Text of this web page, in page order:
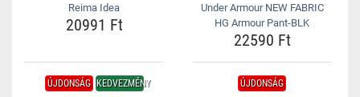
Reima Idea
20991 Ft
Under Armour NEW FABRIC
HG Armour Pant-BLK
22590 Ft
ÚJDONSÁG KEDVEZMÉNY ÚJDONSÁG